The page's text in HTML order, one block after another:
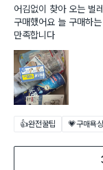
어김없이 찾아 오는 벌
구매했어요 늘 구매하
만족합니다
👍완전꿀팁 💗구매욕